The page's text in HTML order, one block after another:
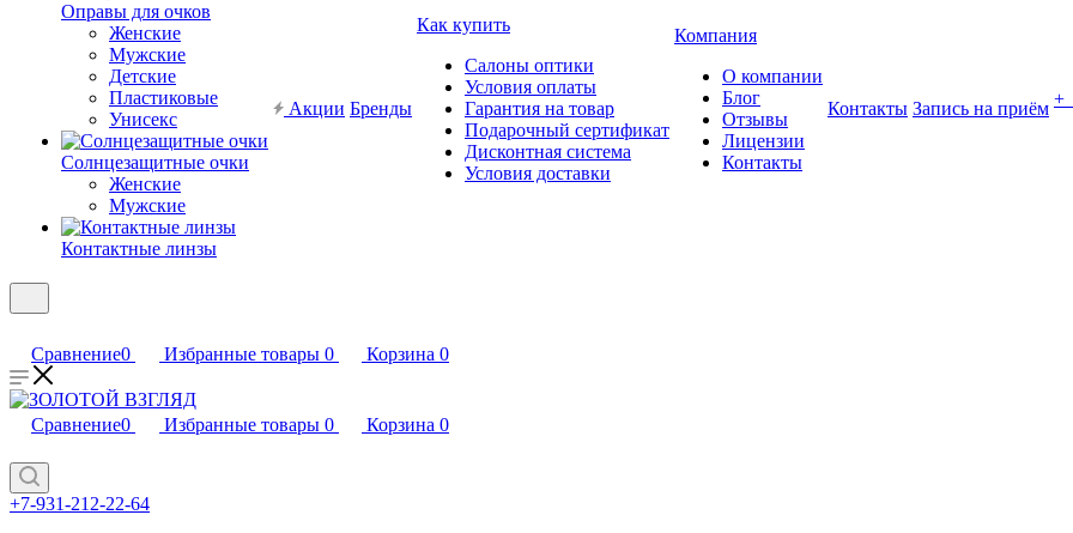
Оправы для очков
Женские
Мужские
Детские
Пластиковые
Унисекс
Солнцезащитные очки
Женские
Мужские
Контактные линзы
Акции Бренды
Как купить
Салоны оптики
Условия оплаты
Гарантия на товар
Подарочный сертификат
Дисконтная система
Условия доставки
Компания
О компании
Блог
Отзывы
Лицензии
Контакты
Контакты Запись на приём +
Сравнение0 Избранные товары 0 Корзина 0
Сравнение0 Избранные товары 0 Корзина 0
+7-931-212-22-64